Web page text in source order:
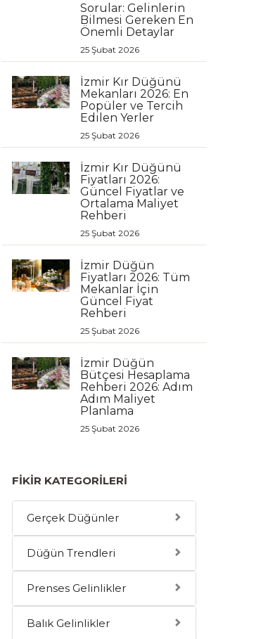
Sorular: Gelinlerin
Bilmesi Gereken En
Önemli Detaylar
25 Şubat 2026
İzmir Kır Düğünü
Mekanları 2026: En
Popüler ve Tercih
Edilen Yerler
25 Şubat 2026
İzmir Kır Düğünü
Fiyatları 2026:
Güncel Fiyatlar ve
Ortalama Maliyet
Rehberi
25 Şubat 2026
İzmir Düğün
Fiyatları 2026: Tüm
Mekanlar İçin
Güncel Fiyat
Rehberi
25 Şubat 2026
İzmir Düğün
Bütçesi Hesaplama
Rehberi 2026: Adım
Adım Maliyet
Planlama
25 Şubat 2026
FIKIR KATEGORILERI
Gerçek Düğünler
Düğün Trendleri
Prenses Gelinlikler
Balık Gelinlikler